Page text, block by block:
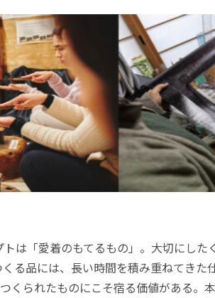
は「愛着のもてるもの」。大切にし
る品には、長い時間を積み重ねてき
くられたものにこそ宿る価値がある。